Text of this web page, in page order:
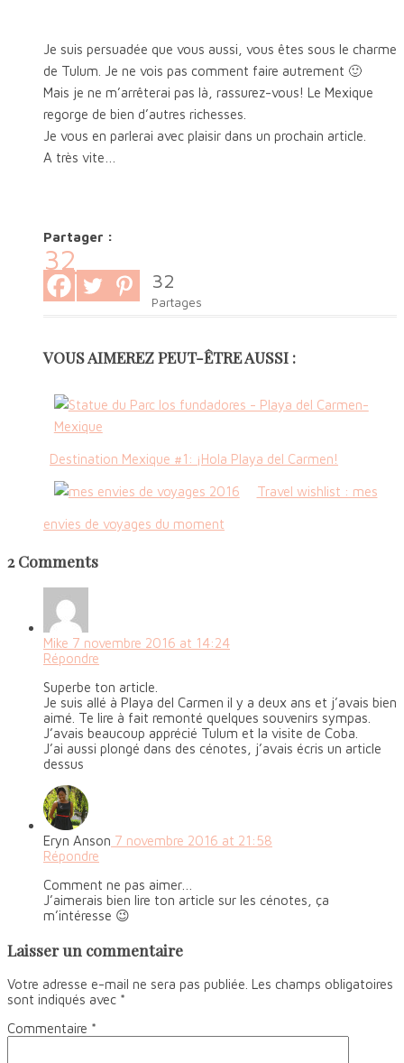
Je suis persuadée que vous aussi, vous êtes sous le charme
de Tulum. Je ne vois pas comment faire autrement 🙂
Mais je ne m’arrêterai pas là, rassurez-vous! Le Mexique
regorge de bien d’autres richesses.
Je vous en parlerai avec plaisir dans un prochain article.
A très vite…
Partager :
32
32
Partages
VOUS AIMEREZ PEUT-ÊTRE AUSSI :
Destination Mexique #1: ¡Hola Playa del Carmen!
Travel wishlist : mes
envies de voyages du moment
2 Comments
Mike 7 novembre 2016 at 14:24
Répondre
Superbe ton article.
Je suis allé à Playa del Carmen il y a deux ans et j’avais bien
aimé. Te lire à fait remonté quelques souvenirs sympas.
J’avais beaucoup apprécié Tulum et la visite de Coba.
J’ai aussi plongé dans des cénotes, j’avais écris un article
dessus
Eryn Anson 7 novembre 2016 at 21:58
Répondre
Comment ne pas aimer…
J’aimerais bien lire ton article sur les cénotes, ça
m’intéresse 😉
Laisser un commentaire
Votre adresse e-mail ne sera pas publiée. Les champs obligatoires
sont indiqués avec *
Commentaire *